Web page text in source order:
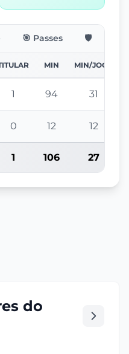
🎯 Passes 🛡️ Defesa
MIN MIN/JOGO
1 94 31
0 12 12
1 106 27
do